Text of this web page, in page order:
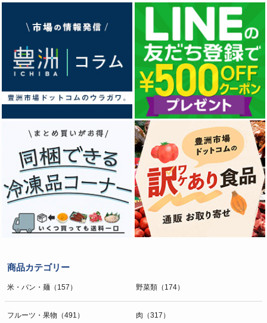
商品カテゴリー
米・パン・麺（157） 野菜類（174）
フルーツ・果物（491） 肉（317）